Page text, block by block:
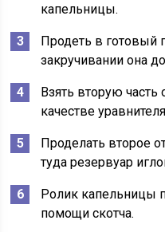
капельницы.
Продеть в готовый
закручивании она
Взять вторую
качестве
Проделать второе
туда резервуар
Ролик капельницы
помощи скотча.